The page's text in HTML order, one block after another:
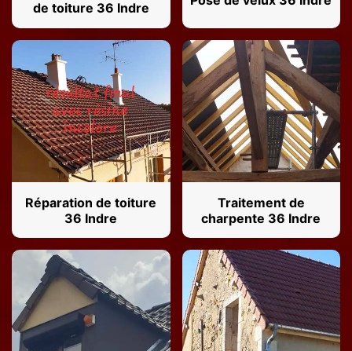
de toiture 36 Indre
Réparation de toiture
36 Indre
Traitement de
charpente 36 Indre